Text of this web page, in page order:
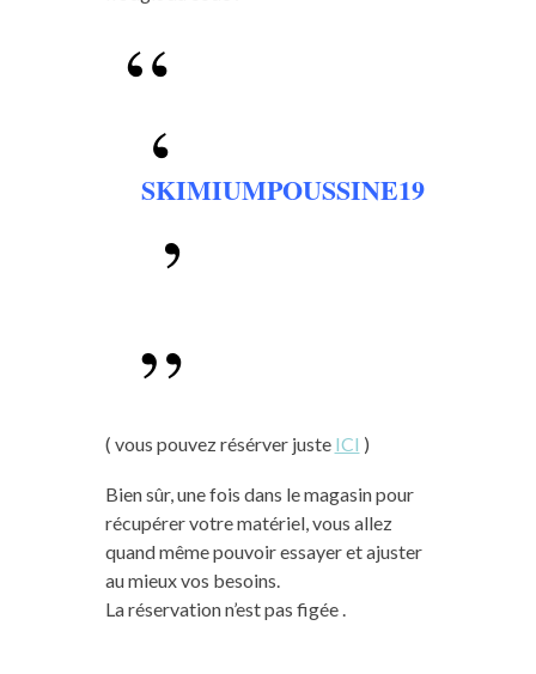
SKIMIUMPOUSSINE19
( vous pouvez résérver juste ICI )
Bien sûr, une fois dans le magasin pour
récupérer votre matériel, vous allez
quand même pouvoir essayer et ajuster
au mieux vos besoins.
La réservation n’est pas figée .